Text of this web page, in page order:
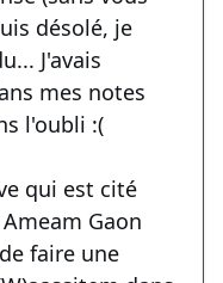
désolé, je
J'avais
mes notes
l'oubli :(
qui est cité
Gaon
faire une